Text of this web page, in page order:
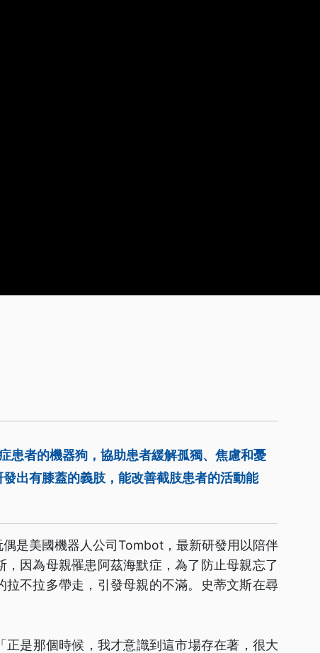
患者的機器狗，協助患者緩解孤獨、焦慮和憂
出有膝蓋的義肢，能改善截肢患者的活動能
是美國機器人公司Tombot，最新研發用以陪伴
因為母親罹患阿茲海默症，為了防止母親忘了
不拉多帶走，引發母親的不滿。史蒂文斯在尋
是那個時候，我才意識到這市場存在著，很大